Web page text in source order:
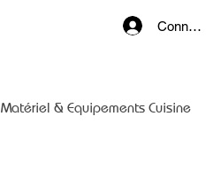
Connexion
Matériel & Equipements Cuisine